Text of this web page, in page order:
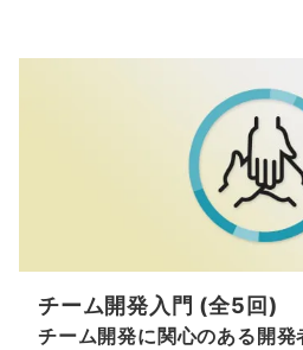
チーム開発入門 (全5回)
チーム開発に関心のある開